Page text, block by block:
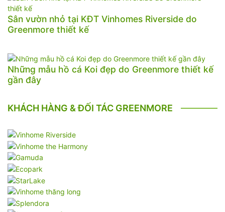
Sân vườn nhỏ tại KĐT Vinhomes Riverside do
Greenmore thiết kế
Những mẫu hồ cá Koi đẹp do Greenmore thiết kế
gần đây
KHÁCH HÀNG & ĐỐI TÁC GREENMORE